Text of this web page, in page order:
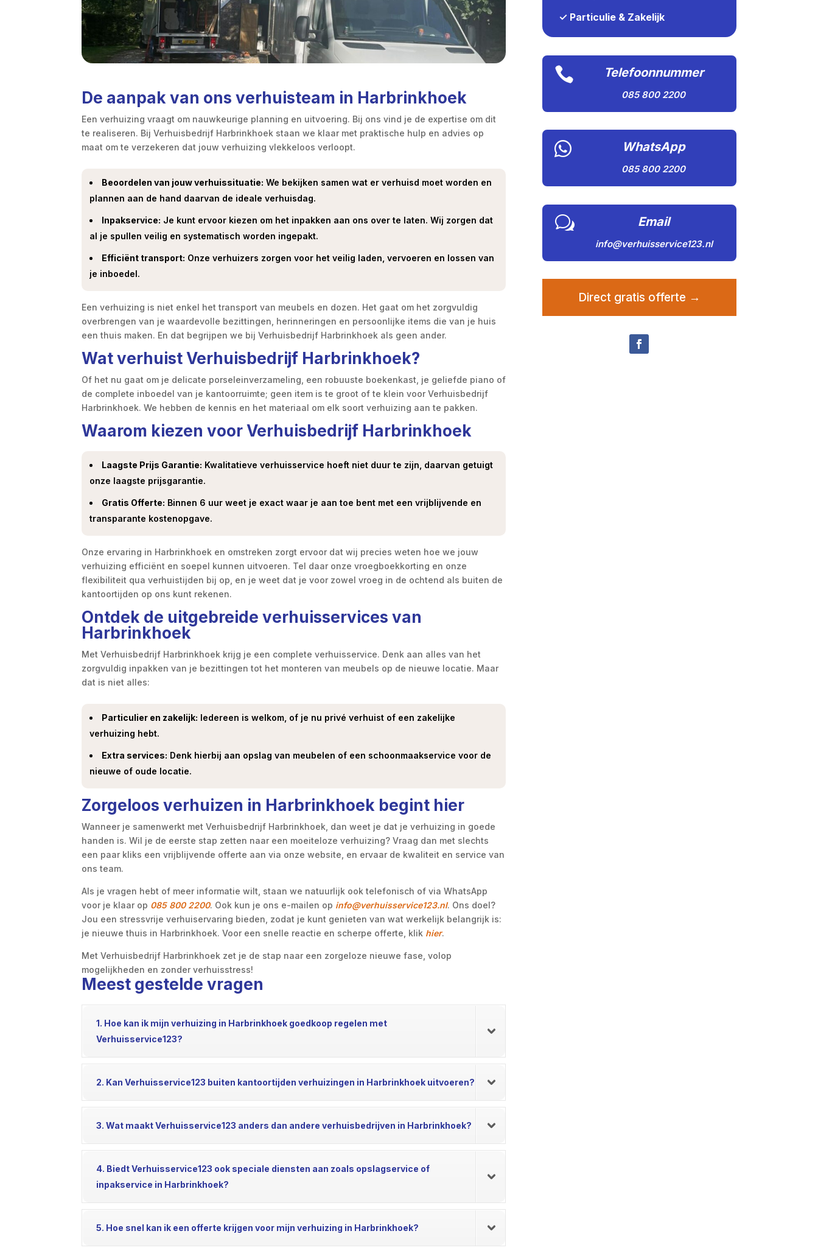
De aanpak van ons verhuisteam in Harbrinkhoek
Een verhuizing vraagt om nauwkeurige planning en uitvoering. Bij ons vind je de expertise om dit
te realiseren. Bij Verhuisbedrijf Harbrinkhoek staan we klaar met praktische hulp en advies op
maat om te verzekeren dat jouw verhuizing vlekkeloos verloopt.
Beoordelen van jouw verhuissituatie: We bekijken samen wat er verhuisd moet worden en
plannen aan de hand daarvan de ideale verhuisdag.
Inpakservice: Je kunt ervoor kiezen om het inpakken aan ons over te laten. Wij zorgen dat
al je spullen veilig en systematisch worden ingepakt.
Efficiënt transport: Onze verhuizers zorgen voor het veilig laden, vervoeren en lossen van
je inboedel.
Een verhuizing is niet enkel het transport van meubels en dozen. Het gaat om het zorgvuldig
overbrengen van je waardevolle bezittingen, herinneringen en persoonlijke items die van je huis
een thuis maken. En dat begrijpen we bij Verhuisbedrijf Harbrinkhoek als geen ander.
Wat verhuist Verhuisbedrijf Harbrinkhoek?
Of het nu gaat om je delicate porseleinverzameling, een robuuste boekenkast, je geliefde piano of
de complete inboedel van je kantoorruimte; geen item is te groot of te klein voor Verhuisbedrijf
Harbrinkhoek. We hebben de kennis en het materiaal om elk soort verhuizing aan te pakken.
Waarom kiezen voor Verhuisbedrijf Harbrinkhoek
Laagste Prijs Garantie: Kwalitatieve verhuisservice hoeft niet duur te zijn, daarvan getuigt
onze laagste prijsgarantie.
Gratis Offerte: Binnen 6 uur weet je exact waar je aan toe bent met een vrijblijvende en
transparante kostenopgave.
Onze ervaring in Harbrinkhoek en omstreken zorgt ervoor dat wij precies weten hoe we jouw
verhuizing efficiënt en soepel kunnen uitvoeren. Tel daar onze vroegboekkorting en onze
flexibiliteit qua verhuistijden bij op, en je weet dat je voor zowel vroeg in de ochtend als buiten de
kantoortijden op ons kunt rekenen.
Ontdek de uitgebreide verhuisservices van
Harbrinkhoek
Met Verhuisbedrijf Harbrinkhoek krijg je een complete verhuisservice. Denk aan alles van het
zorgvuldig inpakken van je bezittingen tot het monteren van meubels op de nieuwe locatie. Maar
dat is niet alles:
Particulier en zakelijk: Iedereen is welkom, of je nu privé verhuist of een zakelijke
verhuizing hebt.
Extra services: Denk hierbij aan opslag van meubelen of een schoonmaakservice voor de
nieuwe of oude locatie.
Zorgeloos verhuizen in Harbrinkhoek begint hier
Wanneer je samenwerkt met Verhuisbedrijf Harbrinkhoek, dan weet je dat je verhuizing in goede
handen is. Wil je de eerste stap zetten naar een moeiteloze verhuizing? Vraag dan met slechts
een paar kliks een vrijblijvende offerte aan via onze website, en ervaar de kwaliteit en service van
ons team.
Als je vragen hebt of meer informatie wilt, staan we natuurlijk ook telefonisch of via WhatsApp
voor je klaar op 085 800 2200. Ook kun je ons e-mailen op info@verhuisservice123.nl. Ons doel?
Jou een stressvrije verhuiservaring bieden, zodat je kunt genieten van wat werkelijk belangrijk is:
je nieuwe thuis in Harbrinkhoek. Voor een snelle reactie en scherpe offerte, klik hier.
Met Verhuisbedrijf Harbrinkhoek zet je de stap naar een zorgeloze nieuwe fase, volop
mogelijkheden en zonder verhuisstress!
Meest gestelde vragen
1. Hoe kan ik mijn verhuizing in Harbrinkhoek goedkoop regelen met
Verhuisservice123?
2. Kan Verhuisservice123 buiten kantoortijden verhuizingen in Harbrinkhoek uitvoeren?
3. Wat maakt Verhuisservice123 anders dan andere verhuisbedrijven in Harbrinkhoek?
4. Biedt Verhuisservice123 ook speciale diensten aan zoals opslagservice of
inpakservice in Harbrinkhoek?
5. Hoe snel kan ik een offerte krijgen voor mijn verhuizing in Harbrinkhoek?
✓ Particulie & Zakelijk
 Telefoonnummer
085 800 2200
 WhatsApp
085 800 2200
w Email
info@verhuisservice123.nl
Direct gratis offerte →